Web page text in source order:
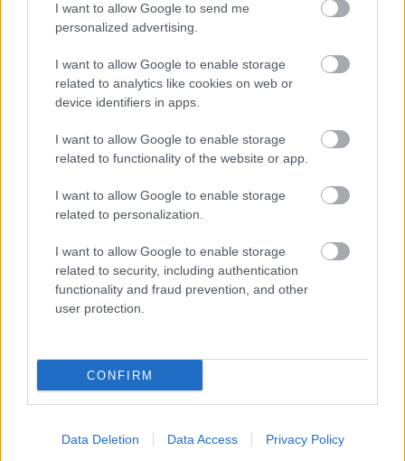
I want to allow Google to send me
personalized advertising.
I want to allow Google to enable storage
related to analytics like cookies on web or
device identifiers in apps.
I want to allow Google to enable storage
related to functionality of the website or app.
I want to allow Google to enable storage
related to personalization.
I want to allow Google to enable storage
related to security, including authentication
functionality and fraud prevention, and other
user protection.
CONFIRM
Data Deletion Data Access Privacy Policy
στοχεύει στη βελτίωση των ευκαιριών πρώιμης
εκπαίδευσης για παιδιά με αναπηρίες.
Yurii Romashko (Ουκρανία):Ένας 28χρονος
υποστηρικτής της διαφάνειας που ίδρυσε το
think tank «Institute of Analysis and Advocacy» και
λαμβάνει πιο ενημερωμένες αποφάσεις στην
καθημερινότητα, βασισμένες σε δεδομένα.
Κατά τη διάρκεια του επόμενου έτους, η είσοδος
Generation17 θα ενισχύσει την πρωτοβουλία και
θα διευρύνει την παγκόσμια απήχησή της, καθώς
θα αναδεικνύουν κρίσιμα ζητήματα των
Παγκοσμίων Στόχων, που παραμένουν
Η πανδημία COVID-19 έχει αυξήσει τις
διαφορές μεταξύ των γενεών σε όλο τον κόσμο
σημαντικό οι νεότερες γενιές να έχουν τις